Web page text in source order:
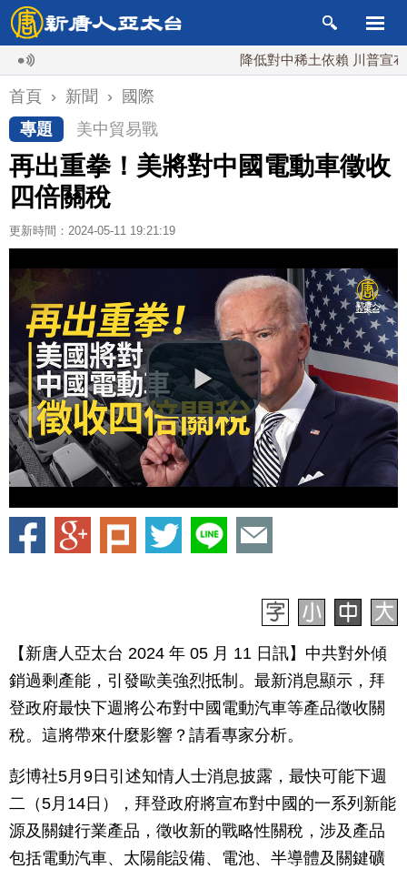
降低對中稀土依賴 川普宣布礦業
首頁 › 新聞 ›
國際
專題
美中貿易戰
再出重拳！美將對中國電動車徵收
四倍關稅
更新時間：2024-05-11 19:21:19
【新唐人亞太台 2024 年 05 月 11 日訊】中共對外傾
銷過剩產能，引發歐美強烈抵制。最新消息顯示，拜
登政府最快下週將公布對中國電動汽車等產品徵收關
稅。這將帶來什麼影響？請看專家分析。
彭博社5月9日引述知情人士消息披露，最快可能下週
二（5月14日），拜登政府將宣布對中國的一系列新能
源及關鍵行業產品，徵收新的戰略性關稅，涉及產品
包括電動汽車、太陽能設備、電池、半導體及關鍵礦